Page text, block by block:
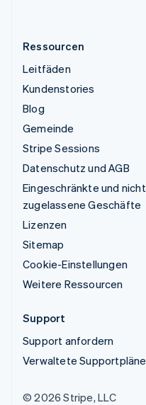
Ressourcen
Leitfäden
Kundenstories
Blog
Gemeinde
Stripe Sessions
Datenschutz und AGB
Eingeschränkte und nicht
zugelassene Geschäfte
Lizenzen
Sitemap
Cookie-Einstellungen
Weitere Ressourcen
Support
Support anfordern
Verwaltete Supportpläne
© 2026 Stripe, LLC